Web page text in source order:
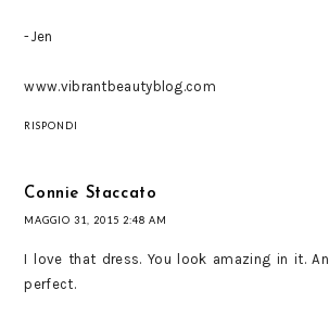
-Jen
www.vibrantbeautyblog.com
RISPONDI
Connie Staccato
MAGGIO 31, 2015 2:48 AM
I love that dress. You look amazing in it.
perfect.